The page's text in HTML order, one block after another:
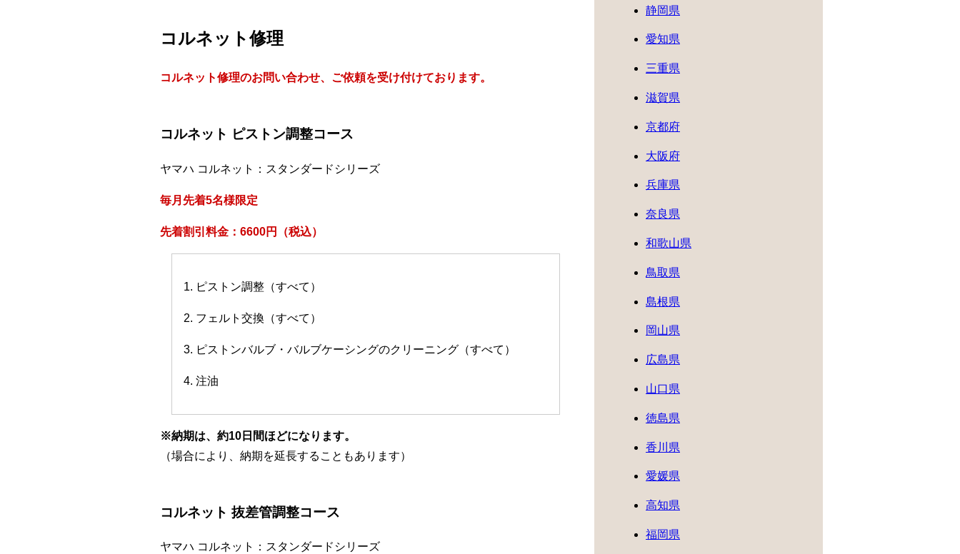
コルネット修理
コルネット修理のお問い合わせ、ご依頼を受け付けております。
コルネット ピストン調整コース
ヤマハ コルネット：スタンダードシリーズ
毎月先着5名様限定
先着割引料金：6600円（税込）
1. ピストン調整（すべて）
2. フェルト交換（すべて）
3. ピストンバルブ・バルブケーシングのクリーニング（すべて）
4. 注油
※納期は、約10日間ほどになります。
（場合により、納期を延長することもあります）
コルネット 抜差管調整コース
ヤマハ コルネット：スタンダードシリーズ
静岡県
愛知県
三重県
滋賀県
京都府
大阪府
兵庫県
奈良県
和歌山県
鳥取県
島根県
岡山県
広島県
山口県
徳島県
香川県
愛媛県
高知県
福岡県